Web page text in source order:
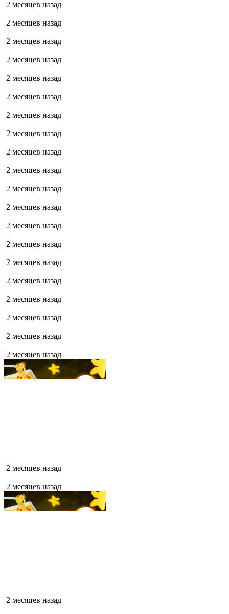
2 месяцев назад
2 месяцев назад
2 месяцев назад
2 месяцев назад
2 месяцев назад
2 месяцев назад
2 месяцев назад
2 месяцев назад
2 месяцев назад
2 месяцев назад
2 месяцев назад
2 месяцев назад
2 месяцев назад
2 месяцев назад
2 месяцев назад
2 месяцев назад
2 месяцев назад
2 месяцев назад
2 месяцев назад
2 месяцев назад
2 месяцев назад
2 месяцев назад
2 месяцев назад